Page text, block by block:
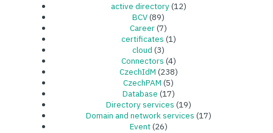
active directory(12)
BCV(89)
Career(7)
certificates (1)
cloud (3)
Connectors (4)
CzechIdM (238)
CzechPAM (5)
Database (17)
Directory services (19)
Domain and network services (17)
Event(26)